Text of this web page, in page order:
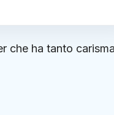
che ha tanto